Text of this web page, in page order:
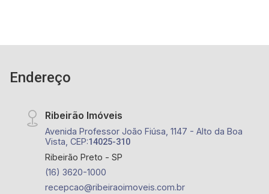
Endereço
Ribeirão Imóveis
Avenida Professor João Fiúsa, 1147 - Alto da Boa
Vista, CEP:14025-310
Ribeirão Preto - SP
(16) 3620-1000
recepcao@ribeiraoimoveis.com.br